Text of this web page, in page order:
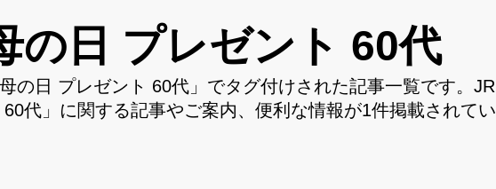
の日 プレゼント 60代
の日 プレゼント 60代」でタグ付けされた記事一覧です。
60代」に関する記事やご案内、便利な情報が1件掲載されてい